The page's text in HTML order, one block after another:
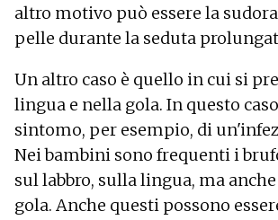
altro motivo può essere la
pelle durante la seduta
Un altro caso è quello in cui si
lingua e nella gola. In questo
sintomo, per esempio, di
Nei bambini sono frequenti i
sul labbro, sulla lingua, ma
gola. Anche questi possono